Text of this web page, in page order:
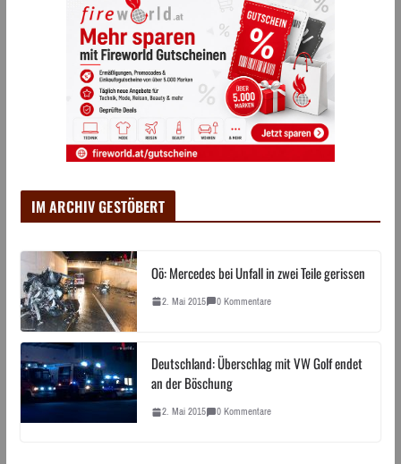
IM ARCHIV GESTÖBERT
Oö: Mercedes bei Unfall in zwei Teile gerissen
2. Mai 2015 0 Kommentare
Deutschland: Überschlag mit VW Golf endet
an der Böschung
2. Mai 2015 0 Kommentare